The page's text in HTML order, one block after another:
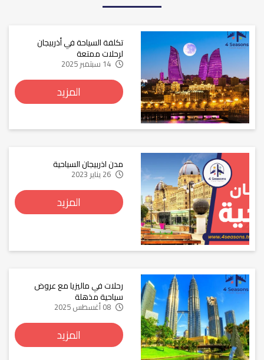
تكلفة السياحة في أذربيجان
لرحلات ممتعة
المزيد
مدن اذربيجان السياحية
المزيد
رحلات في ماليزيا مع عروض
سياحية مذهلة
المزيد